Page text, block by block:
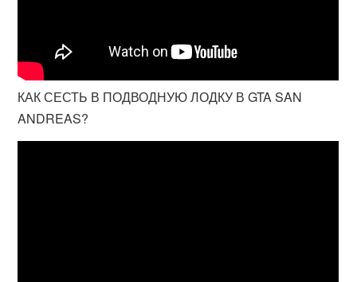
КАК СЕСТЬ В ПОДВОДНУЮ ЛОДКУ В GTA SAN
ANDREAS?